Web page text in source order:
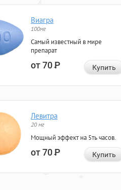
Виагра
100мг
Самый известный в мире
препарат
от 70Р Купить
Левитра
20 мг
Мощный эффект на 5ть часов.
от 70Р Купить